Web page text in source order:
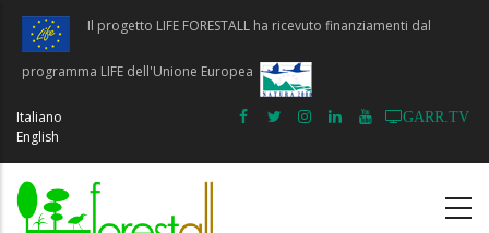
Salta
contenuto
principale
Il progetto LIFE FORESTALL ha ricevuto finanziamenti dal
programma LIFE dell'Unione Europea
GARR.TV
Italiano
English